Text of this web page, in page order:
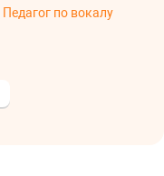
Педагог по вокалу